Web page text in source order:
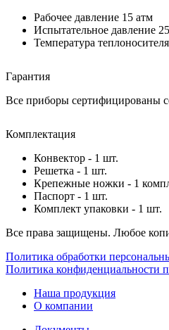
Рабочее давление 15 атм
Испытательное давление
Температура
Гарантия
Все приборы сертифицированы
Комплектация
Конвектор - 1 шт.
Решетка - 1 шт.
Крепежные ножки - 1
Паспорт - 1 шт.
Комплект упаковки - 1 шт.
Все права защищены. Любое
Политика обработки
Политика конфиденциальности
Наша продукция
О компании